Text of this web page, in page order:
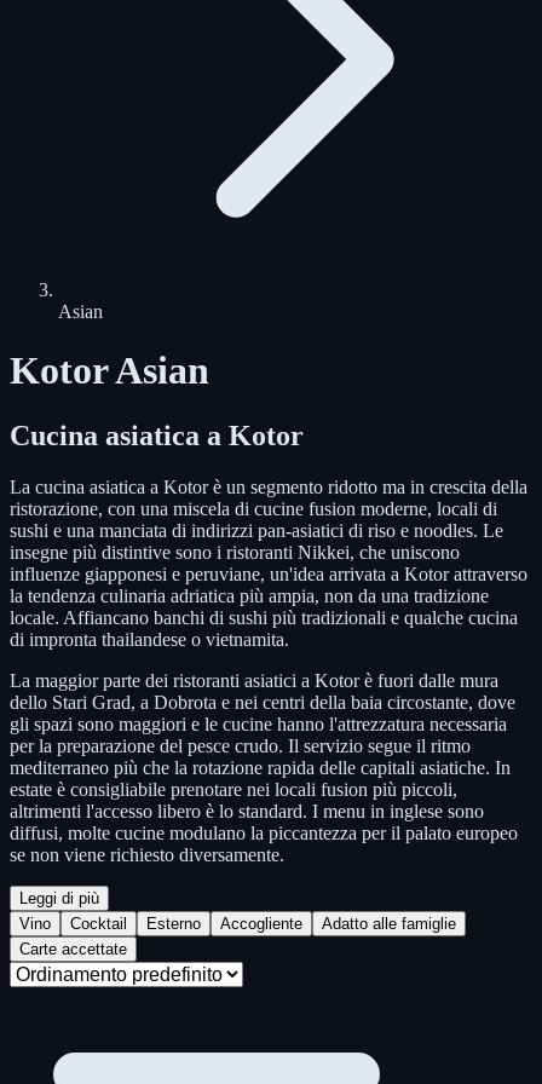
Asian
Kotor Asian
Cucina asiatica a Kotor
La cucina asiatica a Kotor è un segmento ridotto ma in crescita della
ristorazione, con una miscela di cucine fusion moderne, locali di
sushi e una manciata di indirizzi pan-asiatici di riso e noodles. Le
insegne più distintive sono i ristoranti Nikkei, che uniscono
influenze giapponesi e peruviane, un'idea arrivata a Kotor attraverso
la tendenza culinaria adriatica più ampia, non da una tradizione
locale. Affiancano banchi di sushi più tradizionali e qualche cucina
di impronta thailandese o vietnamita.
La maggior parte dei ristoranti asiatici a Kotor è fuori dalle mura
dello Stari Grad, a Dobrota e nei centri della baia circostante, dove
gli spazi sono maggiori e le cucine hanno l'attrezzatura necessaria
per la preparazione del pesce crudo. Il servizio segue il ritmo
mediterraneo più che la rotazione rapida delle capitali asiatiche. In
estate è consigliabile prenotare nei locali fusion più piccoli,
altrimenti l'accesso libero è lo standard. I menu in inglese sono
diffusi, molte cucine modulano la piccantezza per il palato europeo
se non viene richiesto diversamente.
Leggi di più
Vino
Cocktail Esterno Accogliente
Adatto alle famiglie
Carte accettate